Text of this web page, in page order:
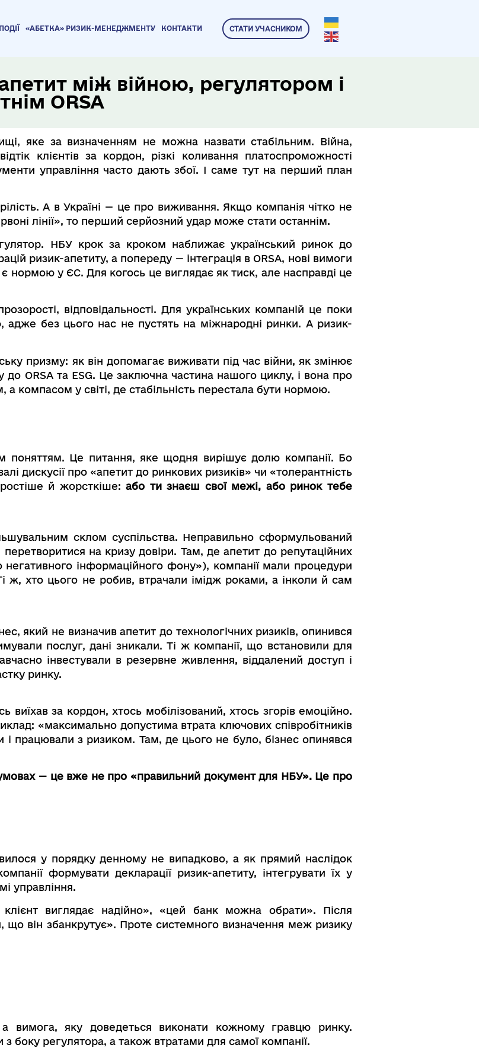
ПОДІЇ «АБЕТКА» РИЗИК-МЕНЕДЖМЕНТУ КОНТАКТИ СТАТИ УЧАСНИКОМ
між війною, регулятором і
ORSA
яке за визначенням не можна назвати стабільним. Війна,
клієнтів за кордон, різкі коливання платоспроможності
управління часто дають збої. І саме тут на перший план
А в Україні — це про виживання. Якщо компанія чітко не
лінії», то перший серйозний удар може стати останнім.
НБУ крок за кроком наближає український ринок до
ризик-апетиту, а попереду — інтеграція в ORSA, нові вимоги
є нормою у ЄС. Для когось це виглядає як тиск, але насправді це
відповідальності. Для українських компаній це поки
адже без цього нас не пустять на міжнародні ринки. А ризик-
призму: як він допомагає виживати під час війни, як змінює
ORSA та ESG. Це заключна частина нашого циклу, і вона про
компасом у світі, де стабільність перестала бути нормою.
поняттям. Це питання, яке щодня вирішує долю компанії. Бо
дискусії про «апетит до ринкових ризиків» чи «толерантність
й жорсткіше:або ти знаєш свої межі, або ринок тебе
склом суспільства. Неправильно сформульований
на кризу довіри. Там, де апетит до репутаційних
негативного інформаційного фону»), компанії мали процедури
ж, хто цього не робив, втрачали імідж роками, а інколи й сам
який не визначив апетит до технологічних ризиків, опинився
послуг, дані зникали. Ті ж компанії, що встановили для
інвестували в резервне живлення, віддалений доступ і
ринку.
за кордон, хтось мобілізований, хтось згорів емоційно.
«максимально допустима втрата ключових співробітників
і працювали з ризиком. Там, де цього не було, бізнес опинявся
— це вже не про «правильний документ для НБУ». Це про
у порядку денному не випадково, а як прямий наслідок
формувати декларації ризик-апетиту, інтегрувати їх у
управління.
виглядає надійно», «цей банк можна обрати». Після
що він збанкрутує». Проте системного визначення меж ризику
вимога, яку доведеться виконати кожному гравцю ринку.
боку регулятора, а також втратами для самої компанії.